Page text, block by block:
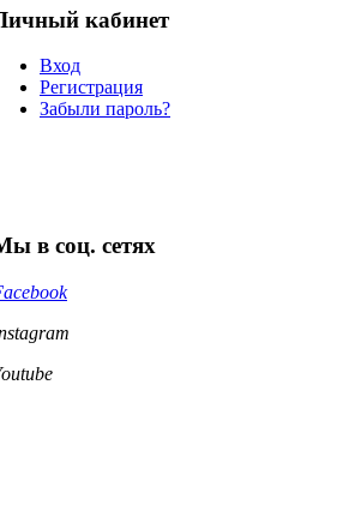
кабинет
Вход
Регистрация
Забыли пароль?
в соц. сетях